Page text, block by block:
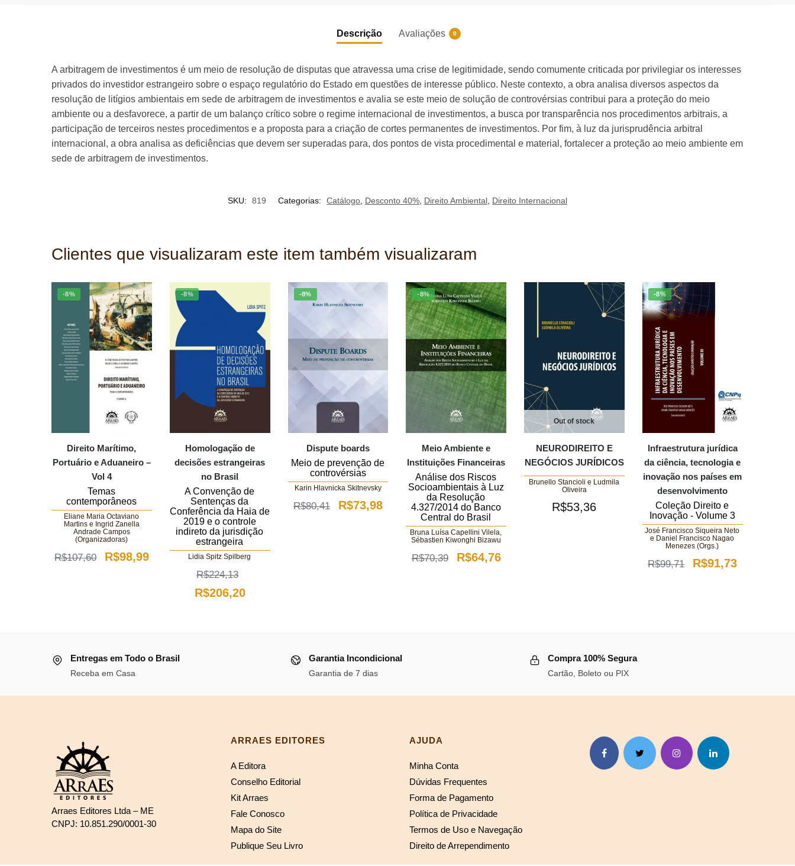
ambiente
Descrição Avaliações 0
A arbitragem de investimentos é um meio de resolução de disputas que atravessa uma crise de legitimidade, sendo comumente criticada por privilegiar os interesses
privados do investidor estrangeiro sobre o espaço regulatório do Estado em questões de interesse público. Neste contexto, a obra analisa diversos aspectos da
resolução de litígios ambientais em sede de arbitragem de investimentos e avalia se este meio de solução de controvérsias contribui para a proteção do meio
ambiente ou a desfavorece, a partir de um balanço crítico sobre o regime internacional de investimentos, a busca por transparência nos procedimentos arbitrais, a
participação de terceiros nestes procedimentos e a proposta para a criação de cortes permanentes de investimentos. Por fim, à luz da jurisprudência arbitral
internacional, a obra analisa as deficiências que devem ser superadas para, dos pontos de vista procedimental e material, fortalecer a proteção ao meio ambiente em
sede de arbitragem de investimentos.
SKU: 819 Categorias: Catálogo Desconto 40% Direito Ambiental Direito Internacional
Clientes que visualizaram este item também visualizaram
-8%
Direito Marítimo,
Portuário e Aduaneiro –
Vol 4
Temas
contemporâneos
Eliane Maria Octaviano
Martins e Ingrid Zanella
Andrade Campos
(Organizadoras)
R$107,60
O
R$98,99O
-8%
Homologação de
decisões estrangeiras
no Brasil
A Convenção de
Sentenças da
Conferência da Haia de
2019 e o controle
indireto da jurisdição
estrangeira
Lidia Spitz Spilberg
R$224,13
O
R$206,20O
R$206,20.
-8%
Dispute boards
Meio de prevenção de
controvérsias
Karin Hlavnicka Skitnevsky
R$80,41
O
R$73,98O
preço
-8%
Meio Ambiente e
Instituições Financeiras
Análise dos Riscos
Socioambientais à Luz
da Resolução
4.327/2014 do Banco
Central do Brasil
Bruna Luísa Capellini Vilela,
Sébastien Kiwonghi Bizawu
R$70,39
O
R$64,76O
Out of stock
NEURODIREITO E
NEGÓCIOS JURÍDICOS
Brunello Stancioli e Ludmila
Oliveira
R$53,36
-8%
Infraestrutura jurídica
da ciência, tecnologia e
inovação nos países em
desenvolvimento
Coleção Direito e
Inovação - Volume 3
José Francisco Siqueira Neto
e Daniel Francisco Nagao
Menezes (Orgs.)
R$99,71
O
R$91,73O
Entregas em Todo o Brasil
Receba em Casa
Garantia Incondicional
Garantia de 7 dias
Compra 100% Segura
Cartão, Boleto ou PIX
Arraes Editores Ltda – ME
CNPJ: 10.851.290/0001-30
ARRAES EDITORES
A Editora
Conselho Editorial
Kit Arraes
Fale Conosco
Mapa do Site
Publique Seu Livro
AJUDA
Minha Conta
Dúvidas Frequentes
Forma de Pagamento
Política de Privacidade
Termos de Uso e Navegação
Direito de Arrependimento